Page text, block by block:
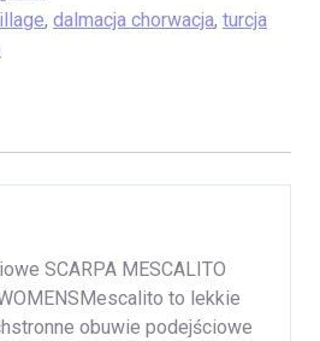
, dalmacja chorwacja, turcja
SCARPA MESCALITO
to lekkie
obuwie podejściowe